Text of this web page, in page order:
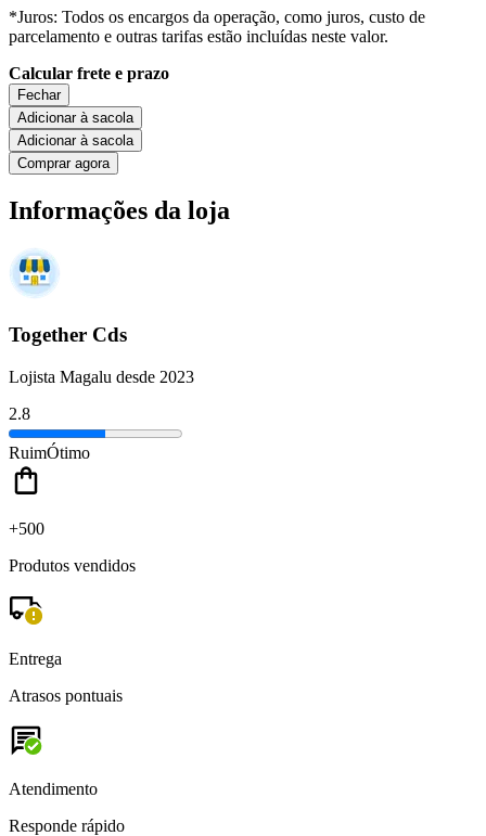
*Juros: Todos os encargos da operação, como juros, custo de
parcelamento e outras tarifas estão incluídas neste valor.
Calcular frete e prazo
Fechar
Adicionar à sacola
Adicionar à sacola
Comprar agora
Informações da loja
Together Cds
Lojista Magalu desde 2023
2.8
RuimÓtimo
+500
Produtos vendidos
Entrega
Atrasos pontuais
Atendimento
Responde rápido